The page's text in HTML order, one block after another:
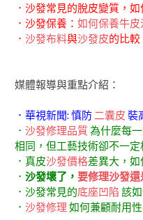
．沙發常見的脫皮變質，
．沙發保養： 如何保養牛皮
． 沙發布料與沙發皮的比較
媒體報導與重點介紹：
．華視新聞: 慎防二囊皮 裝
． 沙發修理品質為什麼每
相同，但工藝技術卻不一定
．真皮沙發價格差異大，如
． 沙發壞了， 要修理沙發
．沙發常見的底座凹陷 該
． 沙發修理 如何兼顧耐用